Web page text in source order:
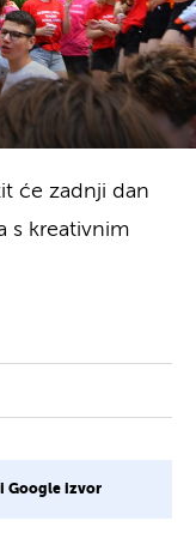
će zadnji dan
s kreativnim
Google izvor